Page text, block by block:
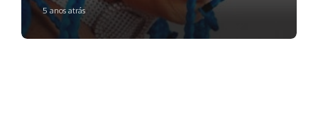
5 anos atrás